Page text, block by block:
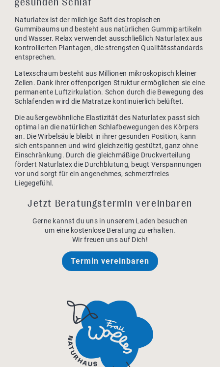
Naturlatex ist der milchige Saft des tropischen
Gummibaums und besteht aus natürlichen Gummipartikeln
und Wasser. Relax verwendet ausschließlich Naturlatex aus
kontrollierten Plantagen, die strengsten Qualitätsstandards
entsprechen.
Latexschaum besteht aus Millionen mikroskopisch kleiner
Zellen. Dank ihrer offenporigen Struktur ermöglichen sie eine
permanente Luftzirkulation. Schon durch die Bewegung des
Schlafenden wird die Matratze kontinuierlich belüftet.
Die außergewöhnliche Elastizität des Naturlatex passt sich
optimal an die natürlichen Schlafbewegungen des Körpers
an. Die Wirbelsäule bleibt in ihrer gesunden Position, kann
sich entspannen und wird gleichzeitig gestützt, ganz ohne
Einschränkung. Durch die gleichmäßige Druckverteilung
fördert Naturlatex die Durchblutung, beugt Verspannungen
vor und sorgt für ein angenehmes, schmerzfreies
Liegegefühl.
Jetzt Beratungstermin vereinbaren
Gerne kannst du uns in unserem Laden besuchen
um eine kostenlose Beratung zu erhalten.
Wir freuen uns auf Dich!
Termin vereinbaren